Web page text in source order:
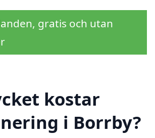
gratis och utan
kostar
i Borrby?